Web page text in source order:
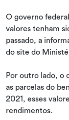
O governo
valores tenham
passado, a
do site do
Por outro lado, o
as parcelas do
2021, esses
rendimentos.